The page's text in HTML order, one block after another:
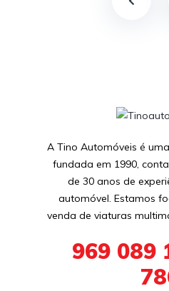
A Tino Automóveis é
fundada em 1990,
de 30 anos de
automóvel. Estamos
venda de viaturas
969 089